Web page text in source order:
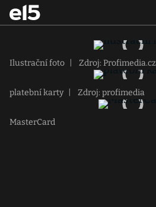
Ilustrační foto Zdroj: Profimedia.cz
platební karty Zdroj: profimedia
MasterCard